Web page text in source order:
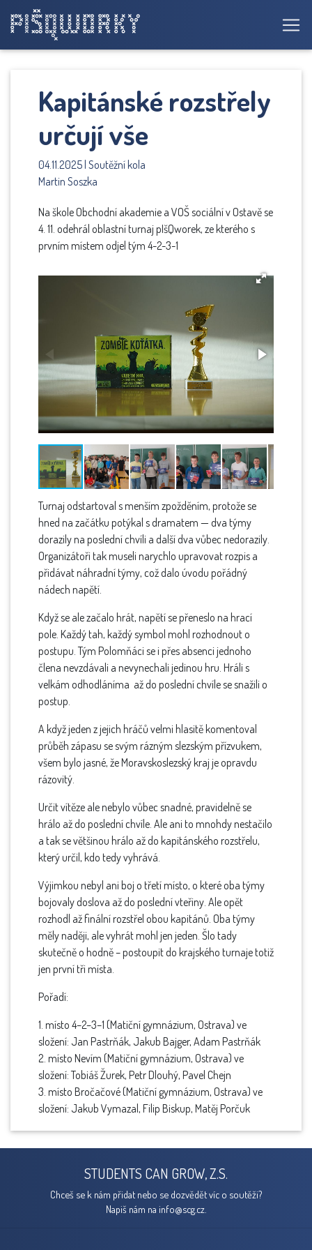
Kapitánské rozstřely
určují vše
04.11.2025 | Soutěžní kola
Martin Soszka
Na škole Obchodní akademie a VOŠ sociální v Ostavě se
4. 11. odehrál oblastní turnaj pIšQworek, ze kterého s
prvním místem odjel tým 4-2-3-1
Turnaj odstartoval s menším zpožděním, protože se
hned na začátku potýkal s dramatem — dva týmy
dorazily na poslední chvíli a další dva vůbec nedorazily.
Organizátoři tak museli narychlo upravovat rozpis a
přidávat náhradní týmy, což dalo úvodu pořádný
nádech napětí.
Když se ale začalo hrát, napětí se přeneslo na hrací
pole. Každý tah, každý symbol mohl rozhodnout o
postupu. Tým Polomňáci se i přes absenci jednoho
člena nevzdávali a nevynechali jedinou hru. Hráli s
velkám odhodláníma až do poslední chvíle se snažili o
postup.
A když jeden z jejich hráčů velmi hlasitě komentoval
průběh zápasu se svým rázným slezským přízvukem,
všem bylo jasné, že Moravskoslezský kraj je opravdu
rázovitý.
Určit vítěze ale nebylo vůbec snadné, pravidelně se
hrálo až do poslední chvíle. Ale ani to mnohdy nestačilo
a tak se většinou hrálo až do kapitánského rozstřelu,
který určil, kdo tedy vyhrává.
Výjimkou nebyl ani boj o třetí místo, o které oba týmy
bojovaly doslova až do poslední vteřiny. Ale opět
rozhodl až finální rozstřel obou kapitánů. Oba týmy
měly naději, ale vyhrát mohl jen jeden. Šlo tady
skutečně o hodně – postoupit do krajského turnaje totiž
jen první tři místa.
Pořadí:
1. místo 4–2–3–1 (Matiční gymnázium, Ostrava) ve
složení: Jan Pastrňák, Jakub Bajger, Adam Pastrňák
2. místo Nevím (Matiční gymnázium, Ostrava) ve
složení: Tobiáš Žurek, Petr Dlouhý, Pavel Chejn
3. místo Bročačové (Matiční gymnázium, Ostrava) ve
složení: Jakub Vymazal, Filip Biskup, Matěj Porčuk
STUDENTS CAN GROW, Z.S.
Chceš se k nám přidat nebo se dozvědět víc o soutěži?
Napiš nám na info@scg.cz.